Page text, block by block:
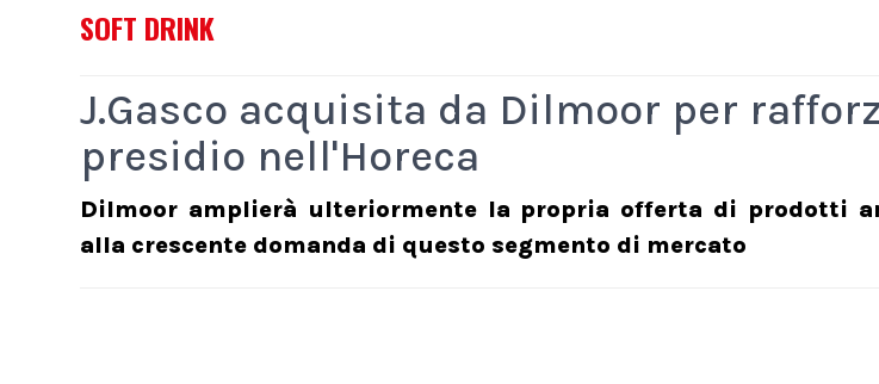
SOFT DRINK
J.Gasco acquisita da Dilmoor per
presidio nell'Horeca
Dilmoor amplierà ulteriormente la propria offerta di prodotti
alla crescente domanda di questo segmento di mercato